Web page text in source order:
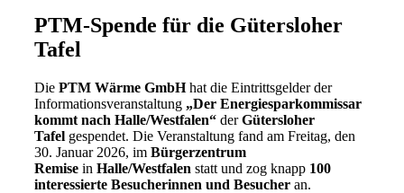
PTM-Spende für die Gütersloher
Tafel
Die PTM Wärme GmbHhat die Eintrittsgelder der
Informationsveranstaltung „Der Energiesparkommissar
kommt nach Halle/Westfalen“ derGütersloher
Tafel gespendet. Die Veranstaltung fand am Freitag, den
30. Januar 2026, im Bürgerzentrum
Remise in Halle/Westfalen statt und zog knapp 100
interessierte Besucherinnen und Besucher an.